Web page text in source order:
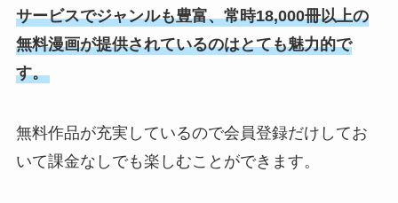
サービスでジャンルも豊富、常時18,000冊以上の
無料漫画が提供されているのはとても魅力的で
す。
無料作品が充実しているので会員登録だけしてお
いて課金なしでも楽しむことができます。